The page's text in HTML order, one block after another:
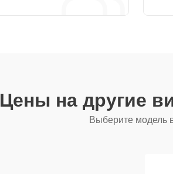
Цены на другие
Выберите модель